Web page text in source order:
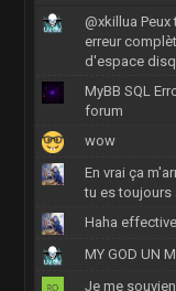
@xkillua
erreur
d'espace
MyBB SQL
forum
wow
En vrai ça
tu es toujours
Haha
MY GOD UN
Je me